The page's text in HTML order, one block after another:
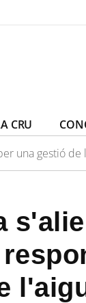
Ceràmica
CRU
una gestió